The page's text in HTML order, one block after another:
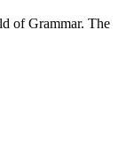
of Grammar. The